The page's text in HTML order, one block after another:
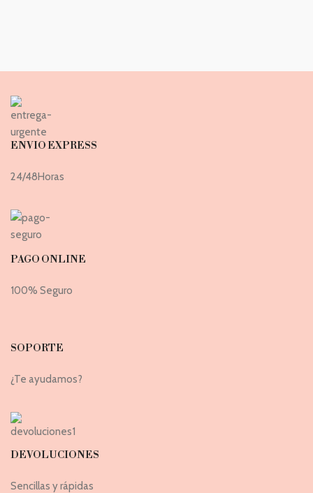
ENVIO EXPRESS
24/48Horas
PAGO ONLINE
100% Seguro
SOPORTE
¿Te ayudamos?
DEVOLUCIONES
Sencillas y rápidas